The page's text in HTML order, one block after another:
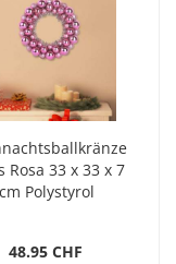
Rosa 33 x 33 x 7
cm Polystyrol
48.95 CHF